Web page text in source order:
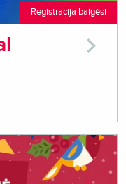
Registracija baigėsi